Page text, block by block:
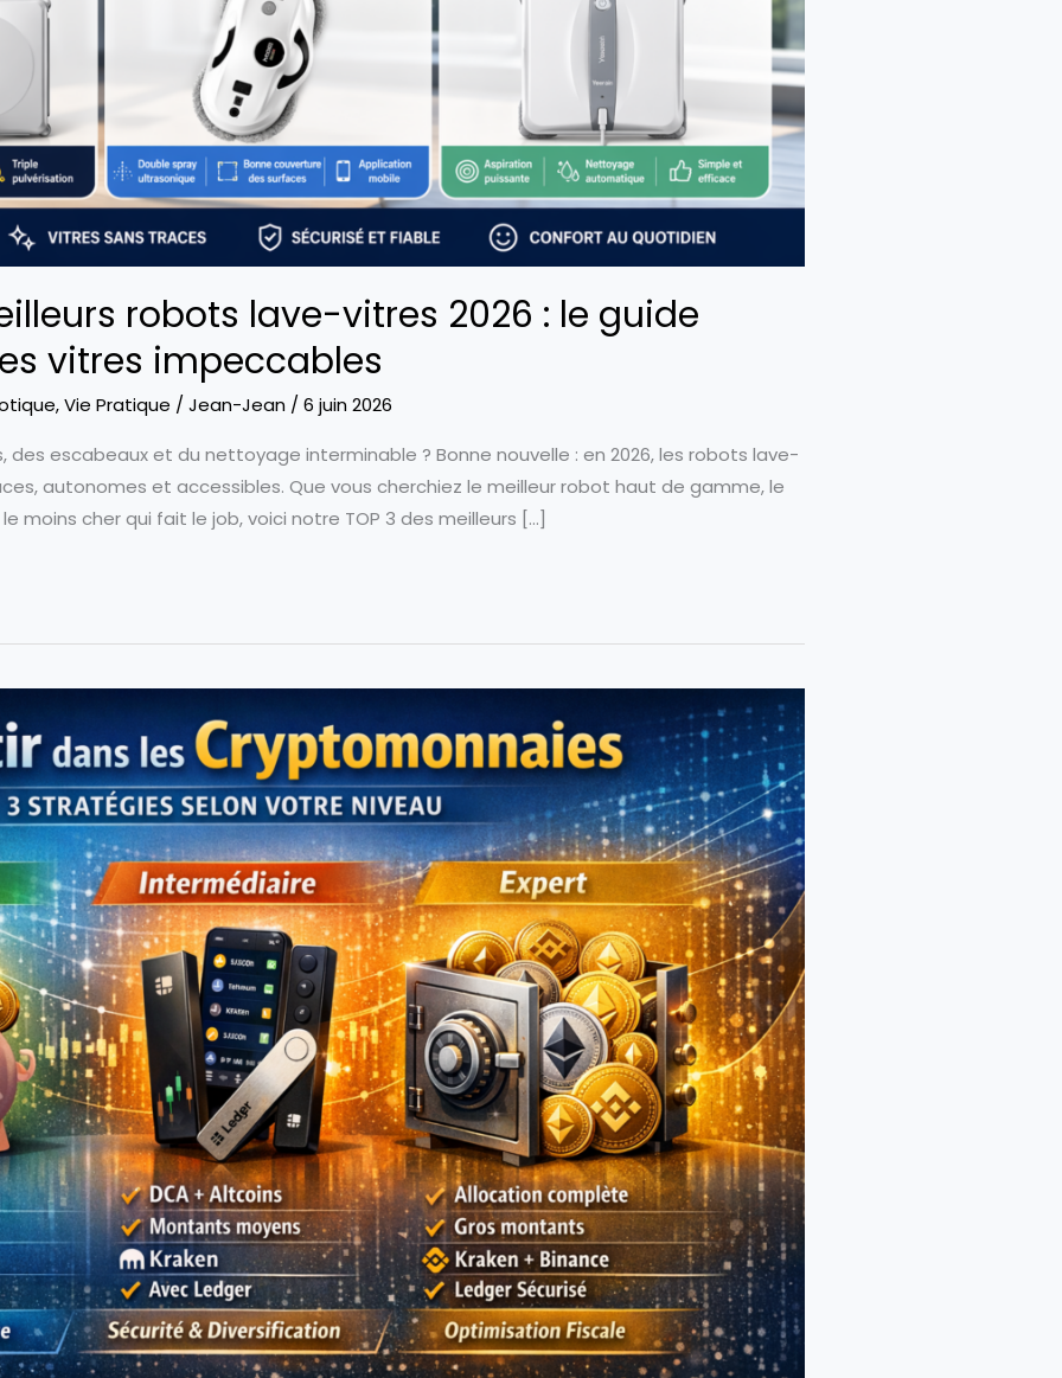
robots lave-vitres 2026 : le guide
vitres impeccables
,Vie Pratique / Jean-Jean / 6 juin 2026
des escabeaux et du nettoyage interminable ? Bonne nouvelle : en 2026, les robots lave-
autonomes et accessibles. Que vous cherchiez le meilleur robot haut de gamme, le
moins cher qui fait le job, voici notre TOP 3 des meilleurs […]